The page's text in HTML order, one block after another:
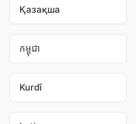
Қазақша
កម្ពុជា
Kurdî